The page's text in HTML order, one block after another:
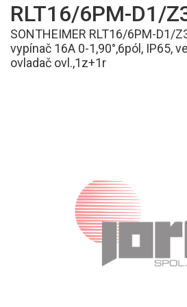
RLT16/6PM-D1/
SONTHEIMER RLT16/6PM-D1/
vypínač 16A 0-1,90°,6pól, IP65,
ovladač ovl.,1z+1r